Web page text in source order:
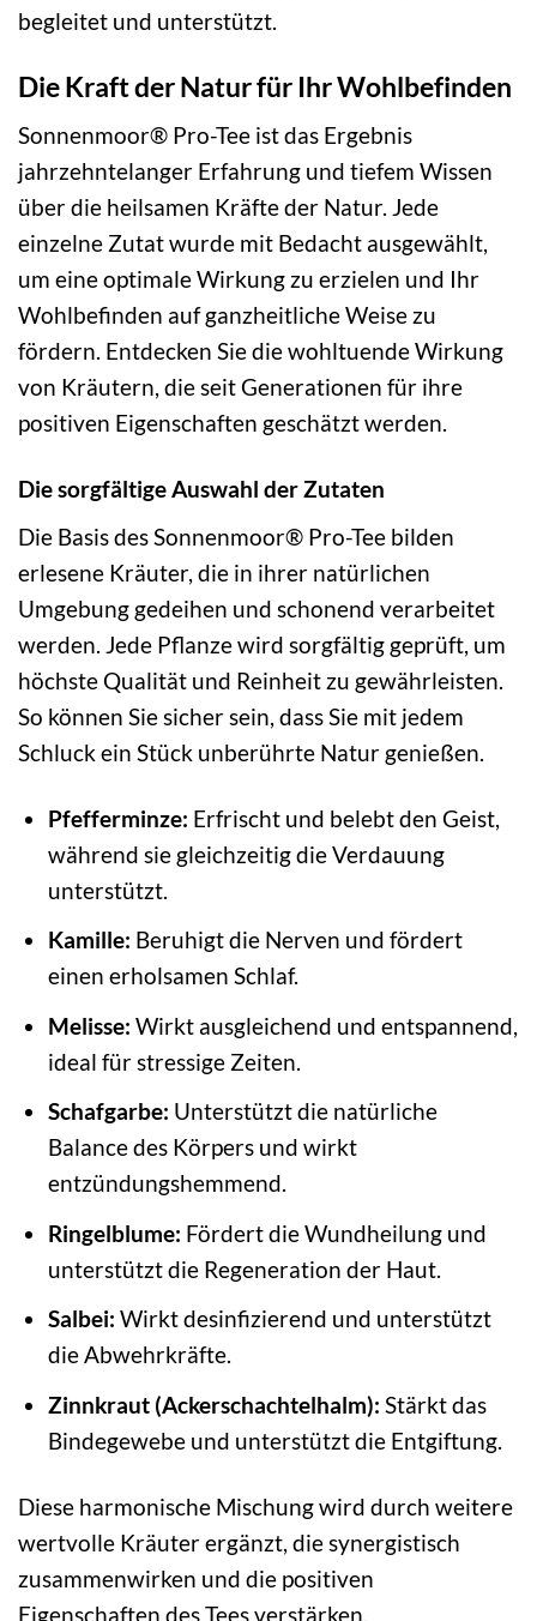
begleitet und unterstützt.
Die Kraft der Natur für Ihr Wohlbefinden
Sonnenmoor® Pro-Tee ist das Ergebnis
jahrzehntelanger Erfahrung und tiefem Wissen
über die heilsamen Kräfte der Natur. Jede
einzelne Zutat wurde mit Bedacht ausgewählt,
um eine optimale Wirkung zu erzielen und Ihr
Wohlbefinden auf ganzheitliche Weise zu
fördern. Entdecken Sie die wohltuende Wirkung
von Kräutern, die seit Generationen für ihre
positiven Eigenschaften geschätzt werden.
Die sorgfältige Auswahl der Zutaten
Die Basis des Sonnenmoor® Pro-Tee bilden
erlesene Kräuter, die in ihrer natürlichen
Umgebung gedeihen und schonend verarbeitet
werden. Jede Pflanze wird sorgfältig geprüft, um
höchste Qualität und Reinheit zu gewährleisten.
So können Sie sicher sein, dass Sie mit jedem
Schluck ein Stück unberührte Natur genießen.
Pfefferminze: Erfrischt und belebt den Geist,
während sie gleichzeitig die Verdauung
unterstützt.
Kamille: Beruhigt die Nerven und fördert
einen erholsamen Schlaf.
Melisse: Wirkt ausgleichend und entspannend,
ideal für stressige Zeiten.
Schafgarbe: Unterstützt die natürliche
Balance des Körpers und wirkt
entzündungshemmend.
Ringelblume: Fördert die Wundheilung und
unterstützt die Regeneration der Haut.
Salbei: Wirkt desinfizierend und unterstützt
die Abwehrkräfte.
Zinnkraut (Ackerschachtelhalm): Stärkt das
Bindegewebe und unterstützt die Entgiftung.
Diese harmonische Mischung wird durch weitere
wertvolle Kräuter ergänzt, die synergistisch
zusammenwirken und die positiven
Eigenschaften des Tees verstärken.